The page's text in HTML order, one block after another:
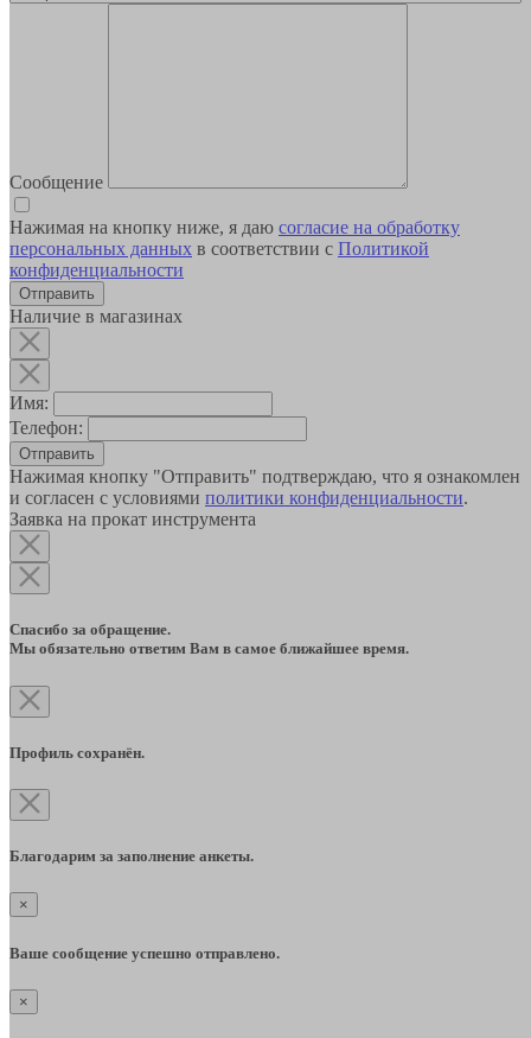
Сообщение
Нажимая на кнопку ниже, я даю согласие на обработку
персональных данных в соответствии с Политикой
конфиденциальности
Наличие в магазинах
Имя:
Телефон:
Отправить
Нажимая кнопку "Отправить" подтверждаю, что я ознакомлен
и согласен с условиями политики конфиденциальности.
Заявка на прокат инструмента
Спасибо за обращение.
Мы обязательно ответим Вам в самое ближайшее время.
Профиль сохранён.
Благодарим за заполнение анкеты.
×
Ваше сообщение успешно отправлено.
×